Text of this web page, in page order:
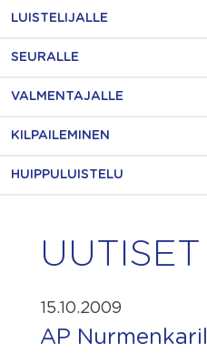
LUISTELIJALLE
SEURALLE
VALMENTAJALLE
KILPAILEMINEN
HUIPPULUISTELU
UUTISET
15.10.2009
AP